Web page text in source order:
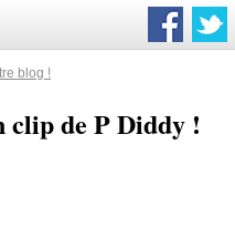
blog !
clip de P Diddy !